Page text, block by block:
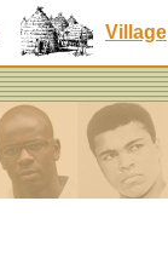
Village